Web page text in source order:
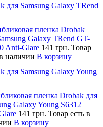
для Samsung Galaxy TRend
пленка Drobak
Galaxy TRend GT-
Anti-Glare 141 грн. Товар
наличии В корзину
для Samsung Galaxy Young
пленка Drobak для
Galaxy Young S6312
141 грн. Товар есть в
В корзину